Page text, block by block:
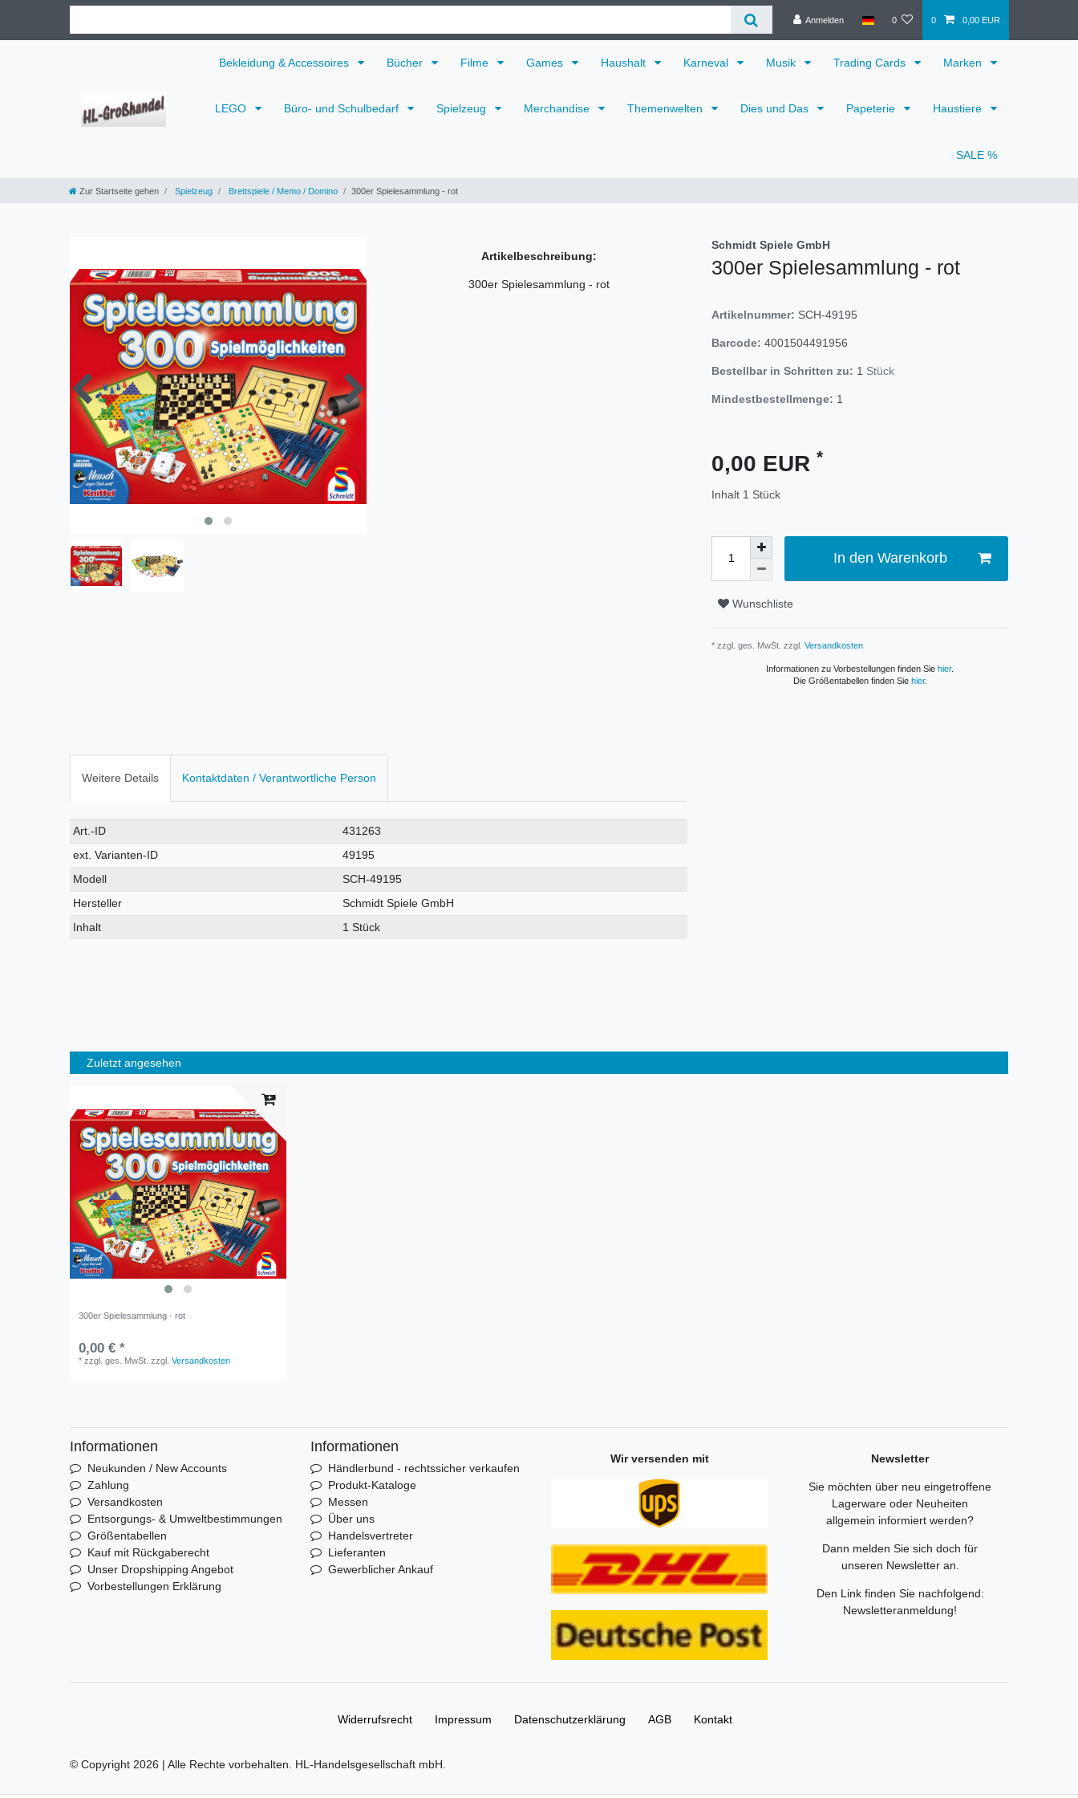
Anmelden 0 0 0,00 EUR
Bekleidung & Accessoires Bücher Filme Games Haushalt Karneval Musik Trading Cards Marken
LEGO Büro- und Schulbedarf Spielzeug Merchandise Themenwelten Dies und Das Papeterie Haustiere
SALE %
Zur Startseite gehen Spielzeug Brettspiele / Memo / Domino 300er Spielesammlung - rot
Artikelbeschreibung:
300er Spielesammlung - rot
Schmidt Spiele GmbH
300er Spielesammlung - rot
Artikelnummer: SCH-49195
Barcode: 4001504491956
Bestellbar in Schritten zu: 1 Stück
Mindestbestellmenge: 1
0,00 EUR *
Inhalt 1 Stück
In den Warenkorb
Wunschliste
* zzgl. ges. MwSt. zzgl. Versandkosten
Informationen zu Vorbestellungen finden Sie hier.
Die Größentabellen finden Sie hier.
Weitere Details Kontaktdaten / Verantwortliche Person
Technisches
Merkmal
Wert
Art.-ID
431263
ext. Varianten-ID
49195
Modell
SCH-49195
Hersteller
Schmidt Spiele GmbH
Inhalt
1 Stück
Zuletzt angesehen
300er Spielesammlung - rot
0,00 € *
*zzgl. ges. MwSt. zzgl.Versandkosten
Informationen
Neukunden / New Accounts
Zahlung
Versandkosten
Entsorgungs- & Umweltbestimmungen
Größentabellen
Kauf mit Rückgaberecht
Unser Dropshipping Angebot
Vorbestellungen Erklärung
Informationen
Händlerbund - rechtssicher verkaufen
Produkt-Kataloge
Messen
Über uns
Handelsvertreter
Lieferanten
Gewerblicher Ankauf
Wir versenden mit Newsletter
Sie möchten über neu eingetroffene
Lagerware oder Neuheiten
allgemein informiert werden?
Dann melden Sie sich doch für
unseren Newsletter an.
Den Link finden Sie nachfolgend:
Newsletteranmeldung!
Widerrufs­recht Impressum Daten­schutz­erklärung AGB Kontakt
© Copyright 2026 | Alle Rechte vorbehalten. HL-Handelsgesellschaft mbH.